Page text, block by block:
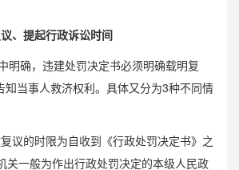
、提起行政诉讼时间
明确，违建处罚决定书必须明确载明复
知当事人救济权利。具体又分为3种不同情
议的时限为自收到《行政处罚决定书》之
关一般为作出行政处罚决定的本级人民政